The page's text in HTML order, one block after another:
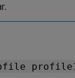
profile1